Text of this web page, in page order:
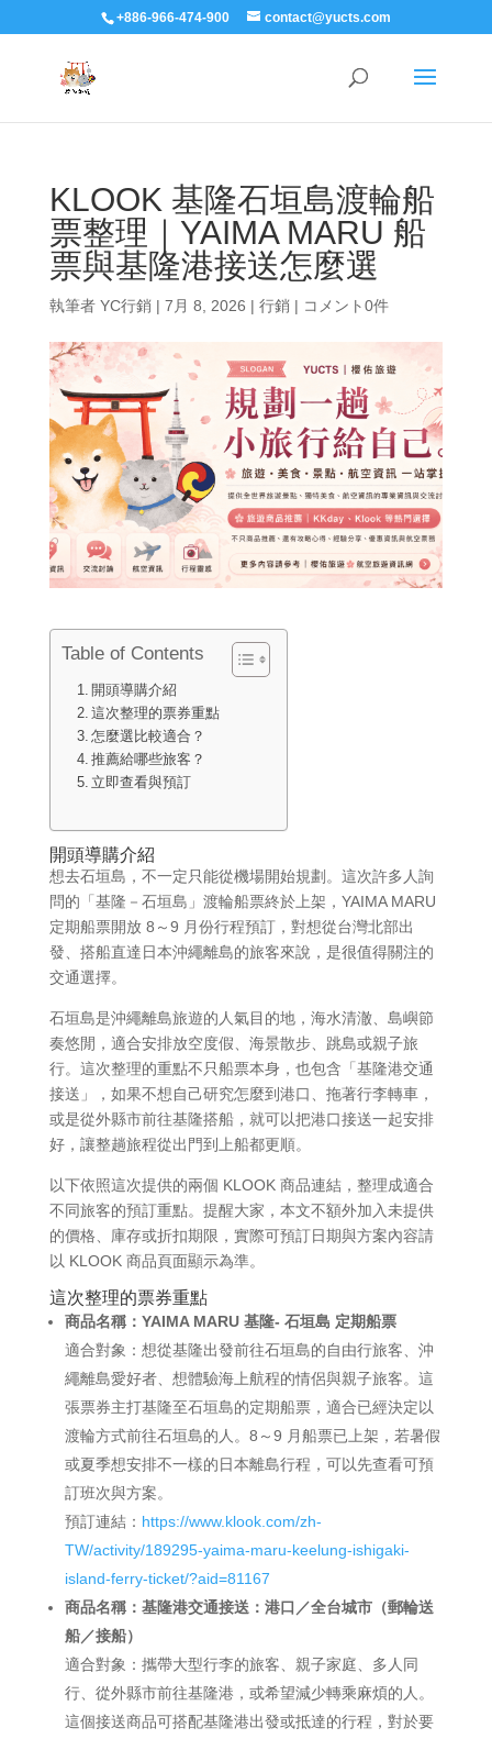
+886-966-474-900 contact@yucts.com
KLOOK 基隆石垣島渡輪船
票整理｜YAIMA MARU 船
票與基隆港接送怎麼選
執筆者 YC行銷| 7月 8, 2026 | 行銷| コメント0件
Table of Contents
開頭導購介紹
這次整理的票券重點
怎麼選比較適合？
推薦給哪些旅客？
立即查看與預訂
開頭導購介紹
想去石垣島，不一定只能從機場開始規劃。這次許多人詢
問的「基隆－石垣島」渡輪船票終於上架，YAIMA MARU
定期船票開放 8～9 月份行程預訂，對想從台灣北部出
發、搭船直達日本沖繩離島的旅客來說，是很值得關注的
交通選擇。
石垣島是沖繩離島旅遊的人氣目的地，海水清澈、島嶼節
奏悠閒，適合安排放空度假、海景散步、跳島或親子旅
行。這次整理的重點不只船票本身，也包含「基隆港交通
接送」，如果不想自己研究怎麼到港口、拖著行李轉車，
或是從外縣市前往基隆搭船，就可以把港口接送一起安排
好，讓整趟旅程從出門到上船都更順。
以下依照這次提供的兩個 KLOOK 商品連結，整理成適合
不同旅客的預訂重點。提醒大家，本文不額外加入未提供
的價格、庫存或折扣期限，實際可預訂日期與方案內容請
以 KLOOK 商品頁面顯示為準。
這次整理的票券重點
商品名稱：YAIMA MARU 基隆- 石垣島 定期船票
適合對象：想從基隆出發前往石垣島的自由行旅客、沖
繩離島愛好者、想體驗海上航程的情侶與親子旅客。這
張票券主打基隆至石垣島的定期船票，適合已經決定以
渡輪方式前往石垣島的人。8～9 月船票已上架，若暑假
或夏季想安排不一樣的日本離島行程，可以先查看可預
訂班次與方案。
預訂連結： https://www.klook.com/zh-
TW/activity/189295-yaima-maru-keelung-ishigaki-
island-ferry-ticket/?aid=81167
商品名稱：基隆港交通接送：港口／全台城市（郵輪送
船／接船）
適合對象：攜帶大型行李的旅客、親子家庭、多人同
行、從外縣市前往基隆港，或希望減少轉乘麻煩的人。
這個接送商品可搭配基隆港出發或抵達的行程，對於要